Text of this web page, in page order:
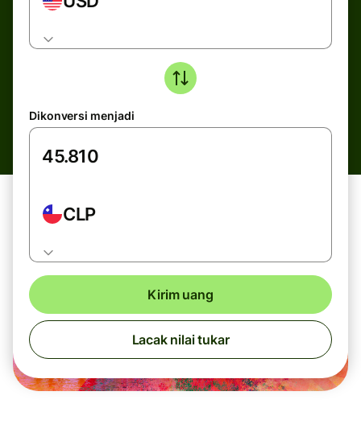
Dikonversi menjadi
CLP
Kirim uang
Lacak nilai tukar